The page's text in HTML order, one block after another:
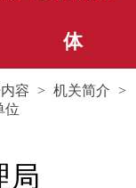
体
容 > 机关简介 >
位
局